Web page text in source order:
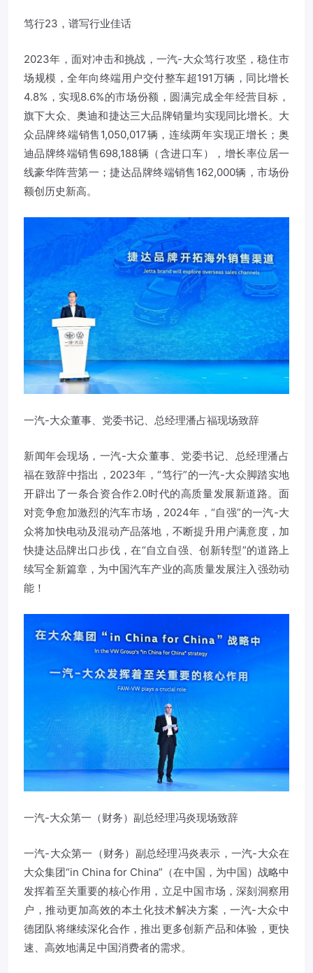
笃行23，谱写行业佳话
2023年，面对冲击和挑战，一汽-大众笃行攻坚，稳住市
场规模，全年向终端用户交付整车超191万辆，同比增长
4.8%，实现8.6%的市场份额，圆满完成全年经营目标，
旗下大众、奥迪和捷达三大品牌销量均实现同比增长。大
众品牌终端销售1,050,017辆，连续两年实现正增长；奥
迪品牌终端销售698,188辆（含进口车），增长率位居一
线豪华阵营第一；捷达品牌终端销售162,000辆，市场份
额创历史新高。
一汽-大众董事、党委书记、总经理潘占福现场致辞
新闻年会现场，一汽-大众董事、党委书记、总经理潘占
福在致辞中指出，2023年，“笃行”的一汽-大众脚踏实地
开辟出了一条合资合作2.0时代的高质量发展新道路。面
对竞争愈加激烈的汽车市场，2024年，“自强”的一汽-大
众将加快电动及混动产品落地，不断提升用户满意度，加
快捷达品牌出口步伐，在“自立自强、创新转型”的道路上
续写全新篇章，为中国汽车产业的高质量发展注入强劲动
能！
一汽-大众第一（财务）副总经理冯炎现场致辞
一汽-大众第一（财务）副总经理冯炎表示，一汽-大众在
大众集团“in China for China”（在中国，为中国）战略中
发挥着至关重要的核心作用，立足中国市场，深刻洞察用
户，推动更加高效的本土化技术解决方案，一汽-大众中
德团队将继续深化合作，推出更多创新产品和体验，更快
速、高效地满足中国消费者的需求。